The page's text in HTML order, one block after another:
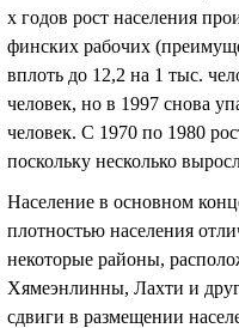
х годов рост населения
финских рабочих
вплоть до 12,2 на 1 тыс.
человек, но в 1997 снова
человек. С 1970 по 1980
поскольку несколько
Население в основном
плотностью населения
некоторые районы,
Хямеэнлинны, Лахти и
сдвиги в размещении